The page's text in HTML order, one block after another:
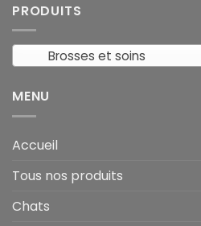
PRODUITS
Brosses et soins
MENU
Accueil
Tous nos produits
Chats